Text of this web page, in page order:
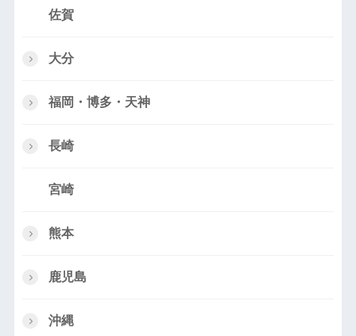
佐賀
大分
福岡・博多・天神
長崎
宮崎
熊本
鹿児島
沖縄